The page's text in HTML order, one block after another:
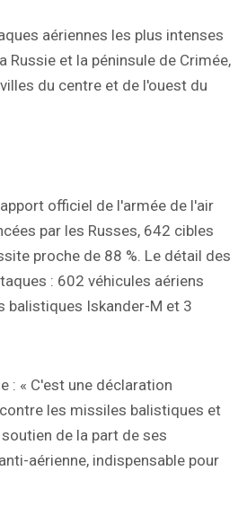
aériennes les plus intenses
et la péninsule de Crimée,
du centre et de l'ouest du
officiel de l'armée de l'air
par les Russes, 642 cibles
proche de 88 %. Le détail des
: 602 véhicules aériens
balistiques Iskander-M et 3
: « C'est une déclaration
les missiles balistiques et
de la part de ses
aérienne, indispensable pour